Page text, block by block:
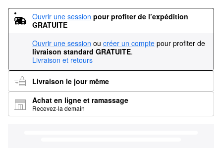
Ouvrir une session pour profiter de l’expédition
GRATUITE
Ouvrir une session ou créer un compte pour profiter de
livraison standard GRATUITE.
Livraison et retours
Livraison le jour même
Achat en ligne et ramassage
Recevez-la demain